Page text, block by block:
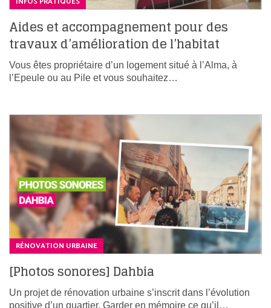
Aides et accompagnement pour des
travaux d’amélioration de l’habitat
Vous êtes propriétaire d’un logement situé à l’Alma, à
l’Epeule ou au Pile et vous souhaitez…
RÉNOVATION URBAINE
[Photos sonores] Dahbia
Un projet de rénovation urbaine s’inscrit dans l’évolution
positive d’un quartier. Garder en mémoire ce qu’il…